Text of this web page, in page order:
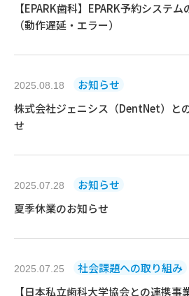
【EPARK歯科】EPARK予約システ
（動作遅延・エラー）
2025.08.18
お知らせ
株式会社ジェニシス（DentNet）と
せ
2025.07.28
お知らせ
夏季休業のお知らせ
2025.07.25
社会課題への取り組み
【日本私立歯科大学協会との連携事